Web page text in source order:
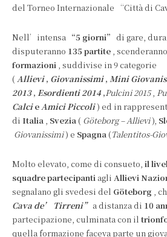
del Torneo Internazionale “Città di
Nell’intensa “5 giorni” di gare,
disputeranno 135 partite ,
formazioni , suddivise in 9 categorie
( Allievi, Giovanissimi, Mini
2013, Esordienti 2014 ,Pulcini 2015,
CalcieAmici Piccoli) ed in
di Italia , Svezia ( Göteborg – Allievi),
Giovanissimi) e Spagna (Talentitos-
Molto elevato, come di consueto, il
squadre partecipanti agli Allievi
segnalano gli svedesi del Göteborg ,
Cava de’ Tirreni” a distanza di 10
partecipazione, culminata con il
quella formazione faceva parte un